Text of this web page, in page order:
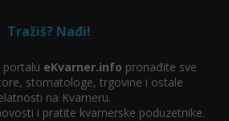
Tražiš? Nađi!
portalu eKvarner.info pronađite sve
stomatologe, trgovine i ostale
na Kvarneru.
i pratite kvarnerske poduzetnike.